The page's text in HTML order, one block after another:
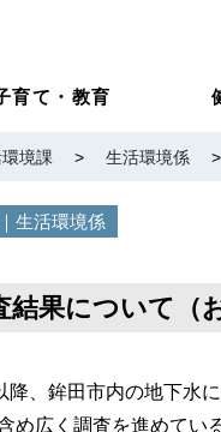
育て・教育
境課 > 生活環境係 >
｜ 生活環境係
果について（
降、鉾田市内の地下水
め広く調査を進めてい